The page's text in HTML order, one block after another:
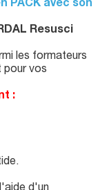
PACK avec son
Resusci
les formateurs
pour vos
: